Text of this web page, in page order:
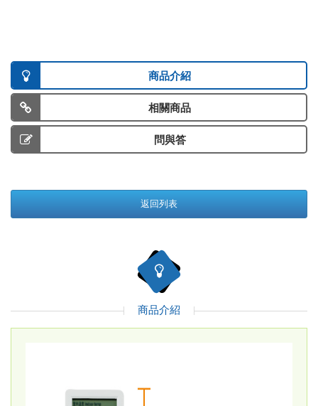
商品介紹
相關商品
問與答
返回列表
商品介紹